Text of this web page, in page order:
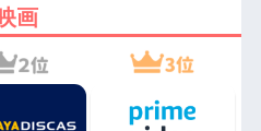
画